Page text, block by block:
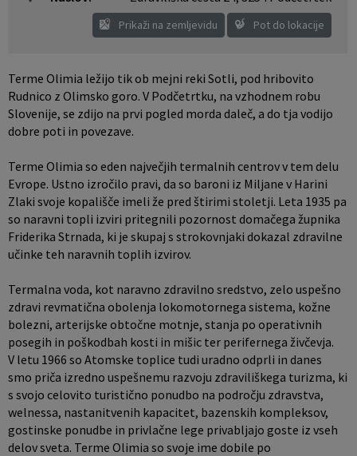
Prikaži na zemljevidu Pot do lokacije
Terme Olimia ležijo tik ob mejni reki Sotli, pod hribovito
Rudnico z Olimsko goro. V Podčetrtku, na vzhodnem robu
Slovenije, se zdijo na prvi pogled morda daleč, a do tja vodijo
dobre poti in povezave.
Terme Olimia so eden največjih termalnih centrov v tem delu
Evrope. Ustno izročilo pravi, da so baroni iz Miljane v Harini
Zlaki svoje kopališče imeli že pred štirimi stoletji. Leta 1935 pa
so naravni topli izviri pritegnili pozornost domačega župnika
Friderika Strnada, ki je skupaj s strokovnjaki dokazal zdravilne
učinke teh naravnih toplih izvirov.
Termalna voda, kot naravno zdravilno sredstvo, zelo uspešno
zdravi revmatična obolenja lokomotornega sistema, kožne
bolezni, arterijske obtočne motnje, stanja po operativnih
posegih in poškodbah kosti in mišic ter perifernega živčevja.
V letu 1966 so Atomske toplice tudi uradno odprli in danes
smo priča izredno uspešnemu razvoju zdraviliškega turizma, ki
s svojo celovito turistično ponudbo na področju zdravstva,
welnessa, nastanitvenih kapacitet, bazenskih kompleksov,
gostinske ponudbe in privlačne lege privabljajo goste iz vseh
delov sveta. Terme Olimia so svoje ime dobile po
Krajevne skupnosti
Organigram
Varstvo osebnih podatkov
Temeljni akti občine
Strateški dokumenti
Katalog informacij javnega značaja
Proračun občine
Lokalne volitve